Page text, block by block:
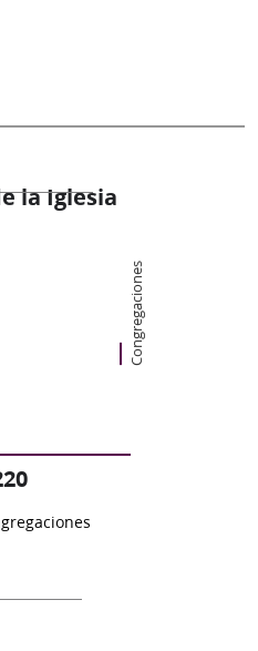
la Iglesia
Congregaciones